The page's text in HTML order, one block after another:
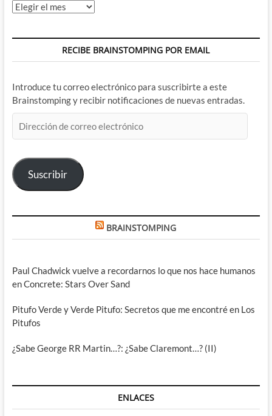
Archivos
RECIBE BRAINSTOMPING POR EMAIL
Introduce tu correo electrónico para suscribirte a este
Brainstomping y recibir notificaciones de nuevas entradas.
de
electrónico
Suscribir
BRAINSTOMPING
Paul Chadwick vuelve a recordarnos lo que nos hace humanos
en Concrete: Stars Over Sand
Pitufo Verde y Verde Pitufo: Secretos que me encontré en Los
Pitufos
¿Sabe George RR Martin…?: ¿Sabe Claremont…? (II)
ENLACES